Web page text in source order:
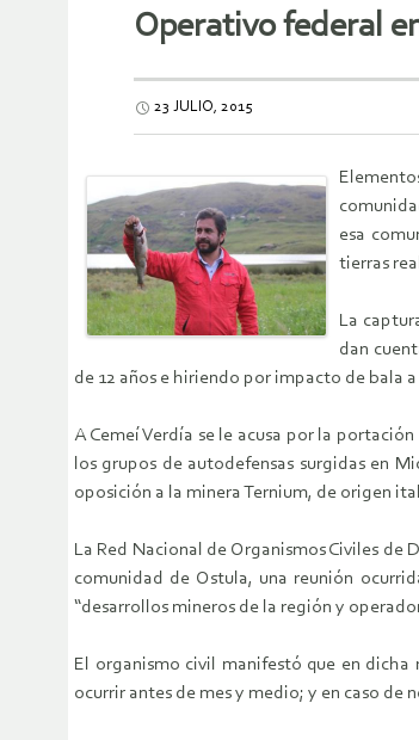
Operativo federal
23 JULIO, 2015
esa
tierras
La
dan
de 12 años e hiriendo por impacto de bala
A Cemeí Verdía se le acusa por la
los grupos de autodefensas surgidas en
oposición a la minera Ternium, de origen
La Red Nacional de Organismos Civiles de
comunidad de Ostula, una reunión
“desarrollos mineros de la región y
El organismo civil manifestó que en dicha
ocurrir antes de mes y medio; y en caso de